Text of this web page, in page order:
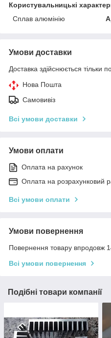
Користувальницькі
Сплав алюмінію
Умови доставки
Доставка здійснюється тільки
Нова Пошта
Самовивіз
Всі умови доставки
Умови оплати
Оплата на рахунок
Оплата на розрахунковий
Всі умови оплати
Умови повернення
Повернення товару впродовж
Всі умови повернення
Подібні товари компанії